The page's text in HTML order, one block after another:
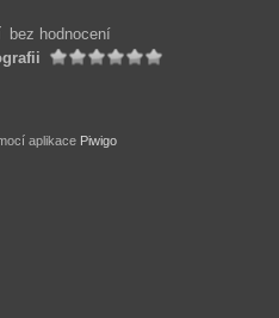
bez hodnocení
aplikace Piwigo